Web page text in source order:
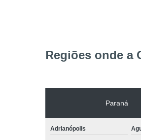
Regiões onde a
Paraná
Adrianópolis